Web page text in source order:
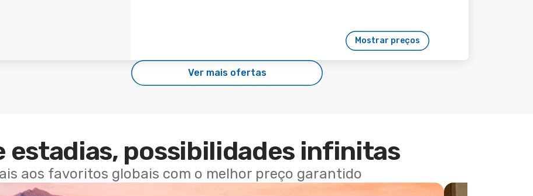
Mostrar preços
Ver mais ofertas
estadias, possibilidades infinitas
aos favoritos globais com o melhor preço garantido